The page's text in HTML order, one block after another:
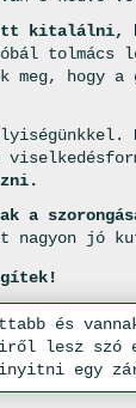
tolmács
meg, hogy a
a
nagyon jó